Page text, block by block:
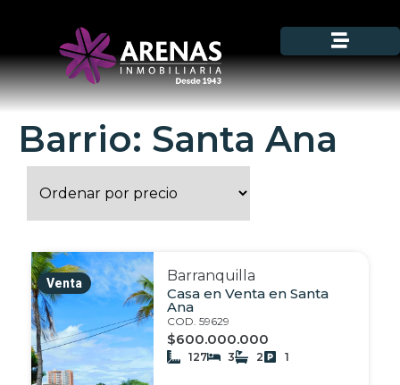
Barrio: Santa Ana
Venta
Barranquilla
Casa en Venta en Santa
Ana
COD. 59629
$600.000.000
127 3 2 1